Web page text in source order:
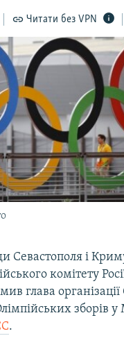
КРИМУ
Читати без VPN
Севастополя і
комітету
глава
зборів у
.